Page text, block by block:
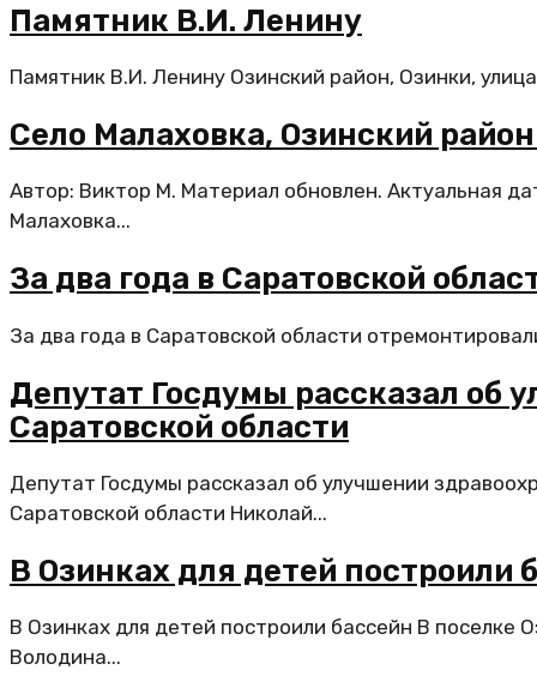
Памятник В.И. Ленину
Памятник В.И. Ленину Озинский район, Озинки,
Село Малаховка, Озинский
Автор: Виктор М. Материал обновлен. Актуальная
Малаховка...
За два года в Саратовской
За два года в Саратовской области
Депутат Госдумы рассказал об
Саратовской области
Депутат Госдумы рассказал об улучшении
Саратовской области Николай...
В Озинках для детей построили
В Озинках для детей построили бассейн В поселке
Володина...